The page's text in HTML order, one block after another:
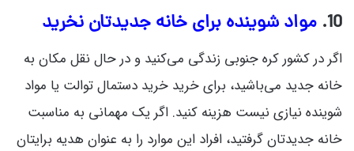
10. مواد شوینده برای خانه جدیدتان نخرید
اگر در کشور کره جنوبی زندگی می‌کنید و در حال نقل مکان به
خانه جدید می‌باشید، برای خرید خرید دستمال توالت یا مواد
شوینده نیازی نیست هزینه کنید. اگر یک مهمانی به مناسبت
خانه جدیدتان گرفتید، افراد این موارد را به عنوان هدیه برایتان